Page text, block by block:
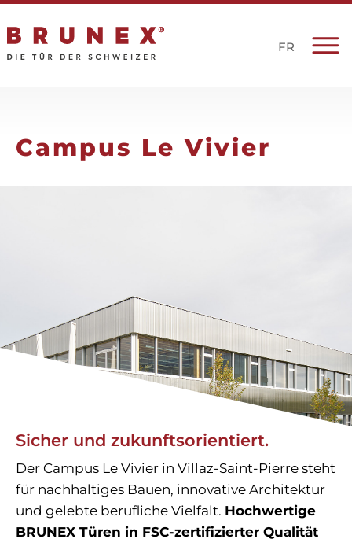
FR
Campus Le Vivier
Sicher und zukunftsorientiert.
Der Campus Le Vivier in Villaz-Saint-Pierre steht
für nachhaltiges Bauen, innovative Architektur
und gelebte berufliche Vielfalt. Hochwertige
BRUNEX Türen in FSC-zertifizierter Qualität